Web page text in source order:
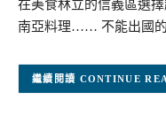
在美食林立的信義區選
南亞料理…… 不能出國
CONTINUE